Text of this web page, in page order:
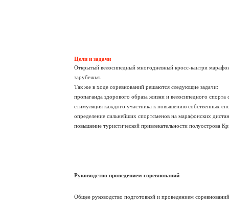
Цели и задачи
Открытый велосипедный многодневный кросс-кантри
зарубежья.
Так же в ходе соревнований решаются следующие задачи:
пропаганда здорового образа жизни и велосипедного спорта
стимуляция каждого участника к повышению собственных
определение сильнейших спортсменов на марафонских
повышение туристической привлекательности полуострова
Руководство проведением соревнований
Общее руководство подготовкой и проведением